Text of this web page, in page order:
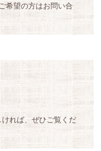
希望の方はお問い合
れば、ぜひご覧くだ